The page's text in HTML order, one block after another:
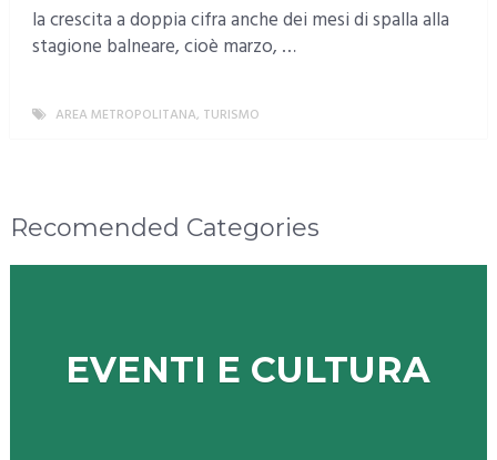
la crescita a doppia cifra anche dei mesi di spalla alla
stagione balneare, cioè marzo, …
AREA METROPOLITANA, TURISMO
Recomended Categories
EVENTI E CULTURA